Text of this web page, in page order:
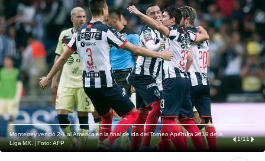
Monterrey venció 2-1 al América en la final de ida del Torneo Apertura 2019 de la
Liga MX. | Foto: AFP
1/11